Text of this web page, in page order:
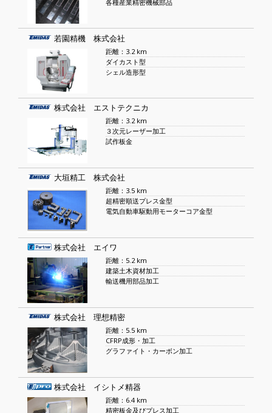
各種産業精密機械部品
若園精機 株式会社
距離：3.2 km
ダイカスト型
シェル造形型
株式会社 エストテクニカ
距離：3.2 km
３次元レーザー加工
試作板金
大垣精工 株式会社
距離：3.5 km
超精密順送プレス金型
電気自動車駆動用モーターコア金型
株式会社 エイワ
距離：5.2 km
建築土木資材加工
輸送機用部品加工
株式会社 理想精密
距離：5.5 km
CFRP成形・加工
グラファイト・カーボン加工
株式会社 イシトメ精器
距離：6.4 km
精密板金及びプレス加工